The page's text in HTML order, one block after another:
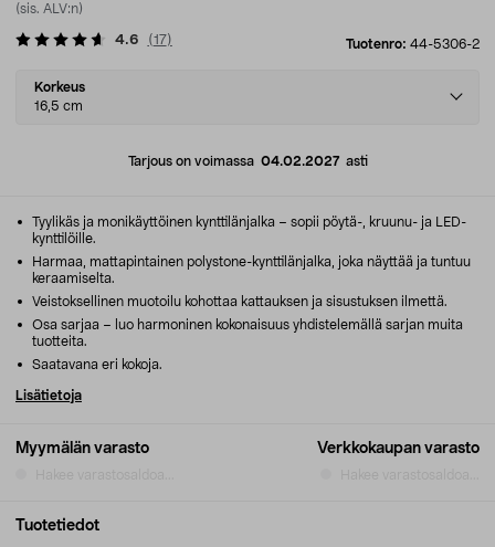
(sis. ALV:n)
Tuotenro: 44-5306-2
4.6 (17)
Select
variant
Korkeus
16,5 cm
Tarjous on voimassa 04.02.2027asti
Myymälän varasto Verkkokaupan varasto
Tyylikäs ja monikäyttöinen kynttilänjalka – sopii pöytä-, kruunu- ja LED-
kynttilöille.
Harmaa, mattapintainen polystone-kynttilänjalka, joka näyttää ja tuntuu
keraamiselta.
Veistoksellinen muotoilu kohottaa kattauksen ja sisustuksen ilmettä.
Osa sarjaa – luo harmoninen kokonaisuus yhdistelemällä sarjan muita
tuotteita.
Saatavana eri kokoja.
Lisätietoja
Tuotetiedot